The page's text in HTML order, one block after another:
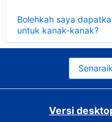
Bolehkah saya
untuk kanak-kanak?
Versi